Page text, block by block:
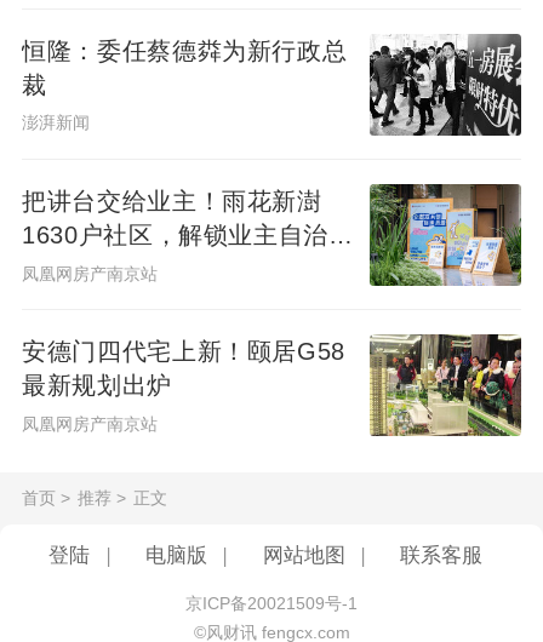
恒隆：委任蔡德粦为新行政总
裁
澎湃新闻
把讲台交给业主！雨花新澍
1630户社区，解锁业主自治社
群新样本
凤凰网房产南京站
安德门四代宅上新！颐居G58
最新规划出炉
凤凰网房产南京站
首页 > 推荐 > 正文
登陆 电脑版 网站地图 联系客服
京ICP备20021509号-1
©风财讯 fengcx.com